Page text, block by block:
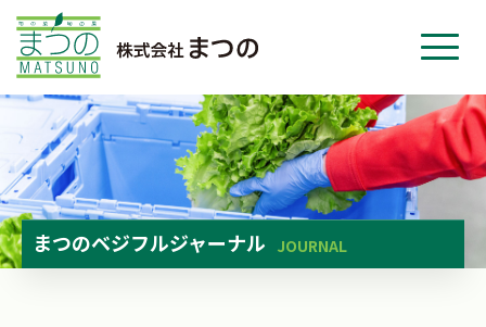
まつのベジフルジャーナル JOURNAL
ホーム
事業紹介
会社紹介
ニュース
お問い合わせ